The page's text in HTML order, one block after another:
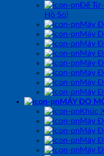
Đế
Hồ So)
Máy
Máy
Máy
Máy
Máy
Máy
Máy
Máy
MÁY ĐO
Khúc
Máy
Máy
Máy
Máy